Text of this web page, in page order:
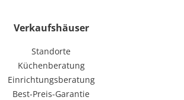
Verkaufshäuser
Standorte
Küchenberatung
Einrichtungsberatung
Best-Preis-Garantie